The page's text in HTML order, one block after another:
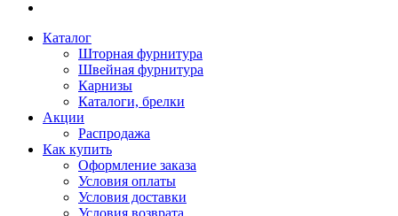
Каталог
Шторная фурнитура
Швейная фурнитура
Карнизы
Каталоги, брелки
Акции
Распродажа
Как купить
Оформление заказа
Условия оплаты
Условия доставки
Условия возврата